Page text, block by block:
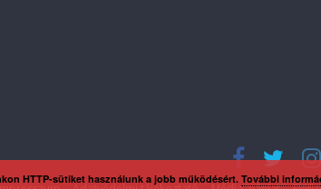
HTTP-sütiket használunk a jobb működésért. További